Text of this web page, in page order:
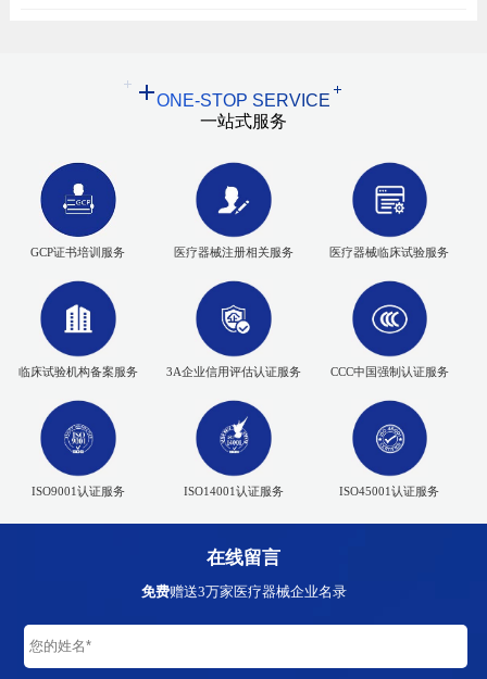
ONE-STOP SERVICE
一站式服务
GCP证书培训服务 医疗器械注册相关服务 医疗器械临床试验服务
临床试验机构备案服务 3A企业信用评估认证服务 CCC中国强制认证服务
ISO9001认证服务 ISO14001认证服务 ISO45001认证服务
在线留言
免费赠送3万家医疗器械企业名录